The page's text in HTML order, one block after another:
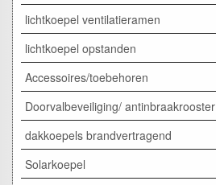
lichtkoepel ventilatieramen
lichtkoepel opstanden
Accessoires/toebehoren
Doorvalbeveiliging/ antinbraakrooster
dakkoepels brandvertragend
Solarkoepel